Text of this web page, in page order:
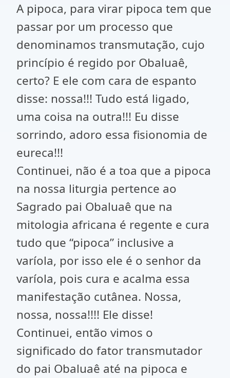
A pipoca, para virar pipoca tem que
passar por um processo que
denominamos transmutação, cujo
princípio é regido por Obaluaê,
certo? E ele com cara de espanto
disse: nossa!!! Tudo está ligado,
uma coisa na outra!!! Eu disse
sorrindo, adoro essa fisionomia de
eureca!!!
Continuei, não é a toa que a pipoca
na nossa liturgia pertence ao
Sagrado pai Obaluaê que na
mitologia africana é regente e cura
tudo que “pipoca” inclusive a
varíola, por isso ele é o senhor da
varíola, pois cura e acalma essa
manifestação cutânea. Nossa,
nossa, nossa!!!! Ele disse!
Continuei, então vimos o
significado do fator transmutador
do pai Obaluaê até na pipoca e